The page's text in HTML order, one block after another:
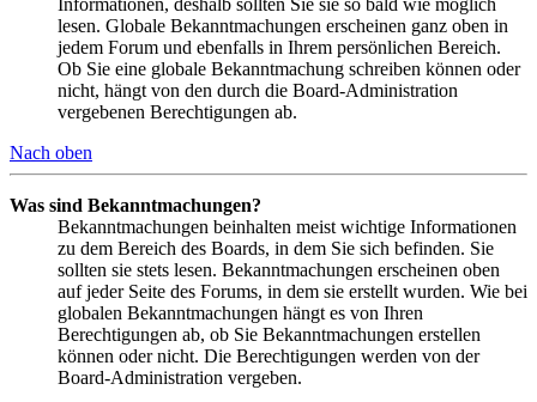
lesen. Globale Bekanntmachungen erscheinen ganz oben in
jedem Forum und ebenfalls in Ihrem persönlichen Bereich.
Ob Sie eine globale Bekanntmachung schreiben können oder
nicht, hängt von den durch die Board-Administration
vergebenen Berechtigungen ab.
Nach oben
Was sind Bekanntmachungen?
Bekanntmachungen beinhalten meist wichtige Informationen
zu dem Bereich des Boards, in dem Sie sich befinden. Sie
sollten sie stets lesen. Bekanntmachungen erscheinen oben
auf jeder Seite des Forums, in dem sie erstellt wurden. Wie bei
globalen Bekanntmachungen hängt es von Ihren
Berechtigungen ab, ob Sie Bekanntmachungen erstellen
können oder nicht. Die Berechtigungen werden von der
Board-Administration vergeben.